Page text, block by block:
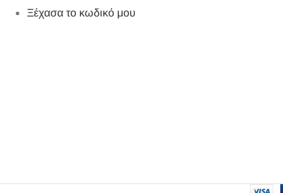
Ξέχασα το κωδικό μου